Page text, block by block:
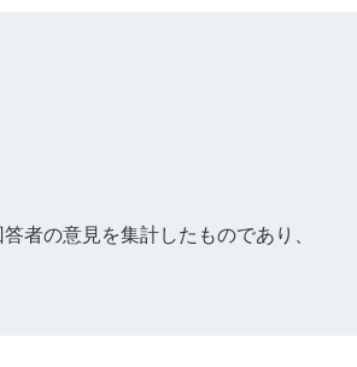
者の意見を集計したものであり、